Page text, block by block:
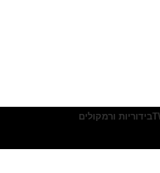
בידוריות ורמקולים